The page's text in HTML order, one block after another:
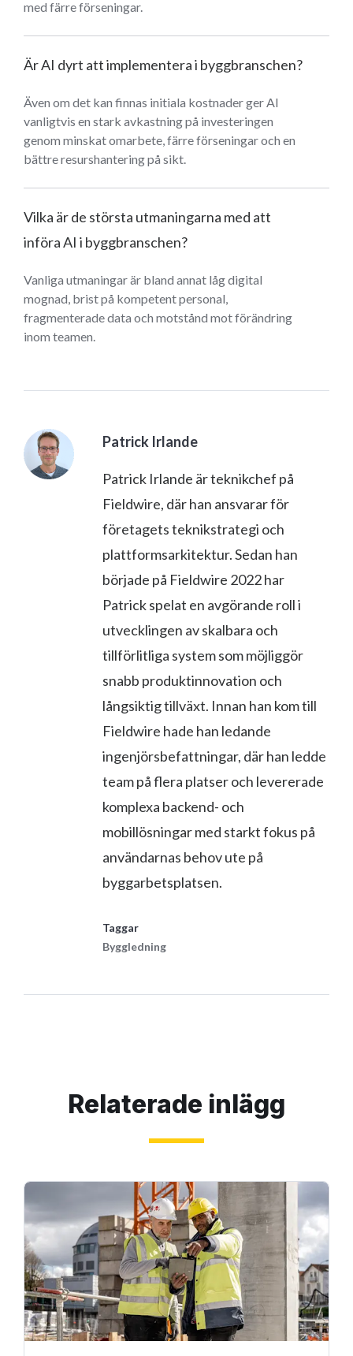
med färre förseningar.
Är AI dyrt att implementera i byggbranschen?
Även om det kan finnas initiala kostnader ger AI
vanligtvis en stark avkastning på investeringen
genom minskat omarbete, färre förseningar och en
bättre resurshantering på sikt.
Vilka är de största utmaningarna med att
införa AI i byggbranschen?
Vanliga utmaningar är bland annat låg digital
mognad, brist på kompetent personal,
fragmenterade data och motstånd mot förändring
inom teamen.
Patrick Irlande
Patrick Irlande är teknikchef på
Fieldwire, där han ansvarar för
företagets teknikstrategi och
plattformsarkitektur. Sedan han
började på Fieldwire 2022 har
Patrick spelat en avgörande roll i
utvecklingen av skalbara och
tillförlitliga system som möjliggör
snabb produktinnovation och
långsiktig tillväxt. Innan han kom till
Fieldwire hade han ledande
ingenjörsbefattningar, där han ledde
team på flera platser och levererade
komplexa backend- och
mobillösningar med starkt fokus på
användarnas behov ute på
byggarbetsplatsen.
Taggar
Byggledning
Relaterade inlägg